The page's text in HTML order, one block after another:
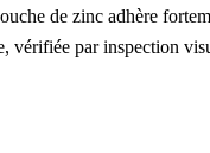
de zinc adhère
par inspection